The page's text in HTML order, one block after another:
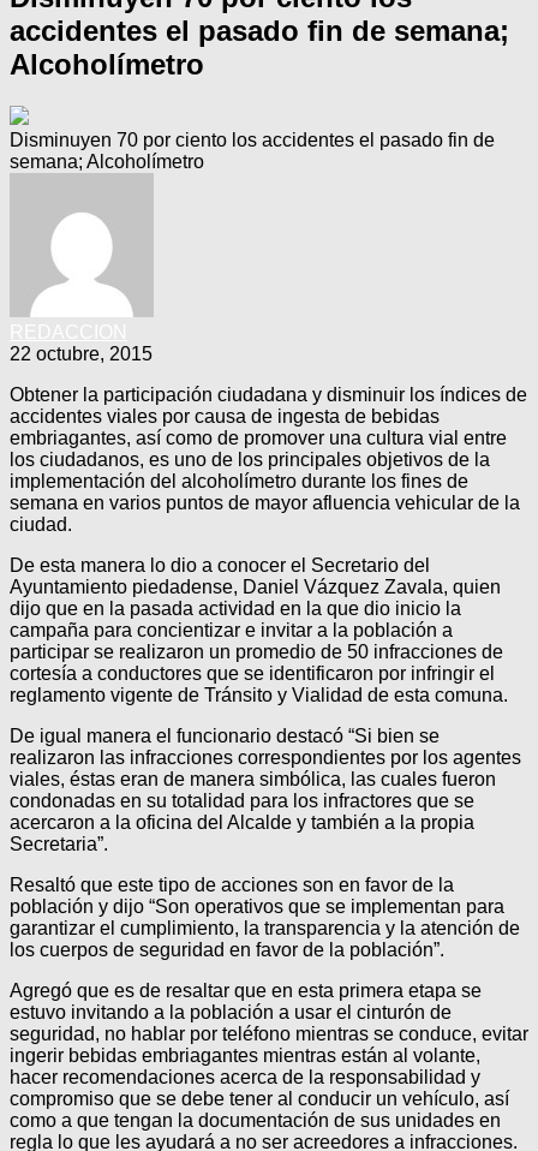
accidentes el pasado fin de semana;
Alcoholímetro
Disminuyen 70 por ciento los accidentes el pasado fin de
semana; Alcoholímetro
22 octubre, 2015
Obtener la participación ciudadana y disminuir los índices de
accidentes viales por causa de ingesta de bebidas
embriagantes, así como de promover una cultura vial entre
los ciudadanos, es uno de los principales objetivos de la
implementación del alcoholímetro durante los fines de
semana en varios puntos de mayor afluencia vehicular de la
ciudad.
De esta manera lo dio a conocer el Secretario del
Ayuntamiento piedadense, Daniel Vázquez Zavala, quien
dijo que en la pasada actividad en la que dio inicio la
campaña para concientizar e invitar a la población a
participar se realizaron un promedio de 50 infracciones de
cortesía a conductores que se identificaron por infringir el
reglamento vigente de Tránsito y Vialidad de esta comuna.
De igual manera el funcionario destacó “Si bien se
realizaron las infracciones correspondientes por los agentes
viales, éstas eran de manera simbólica, las cuales fueron
condonadas en su totalidad para los infractores que se
acercaron a la oficina del Alcalde y también a la propia
Secretaria”.
Resaltó que este tipo de acciones son en favor de la
población y dijo “Son operativos que se implementan para
garantizar el cumplimiento, la transparencia y la atención de
los cuerpos de seguridad en favor de la población”.
Agregó que es de resaltar que en esta primera etapa se
estuvo invitando a la población a usar el cinturón de
seguridad, no hablar por teléfono mientras se conduce, evitar
ingerir bebidas embriagantes mientras están al volante,
hacer recomendaciones acerca de la responsabilidad y
compromiso que se debe tener al conducir un vehículo, así
como a que tengan la documentación de sus unidades en
regla lo que les ayudará a no ser acreedores a infracciones.